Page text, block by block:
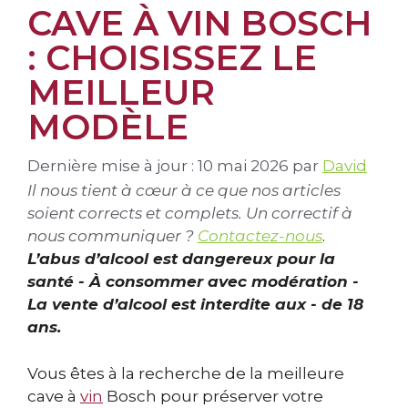
CAVE À VIN BOSCH
: CHOISISSEZ LE
MEILLEUR
MODÈLE
Dernière mise à jour : 10 mai 2026 par David
Il nous tient à cœur à ce que nos articles
soient corrects et complets. Un correctif à
nous communiquer ? Contactez-nous.
L’abus d’alcool est dangereux pour la
santé - À consommer avec modération -
La vente d’alcool est interdite aux - de 18
ans.
Vous êtes à la recherche de la meilleure
cave à vin Bosch pour préserver votre